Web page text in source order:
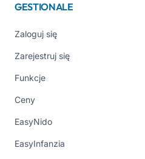
GESTIONALE
Zaloguj się
Zarejestruj się
Funkcje
Ceny
EasyNido
EasyInfanzia